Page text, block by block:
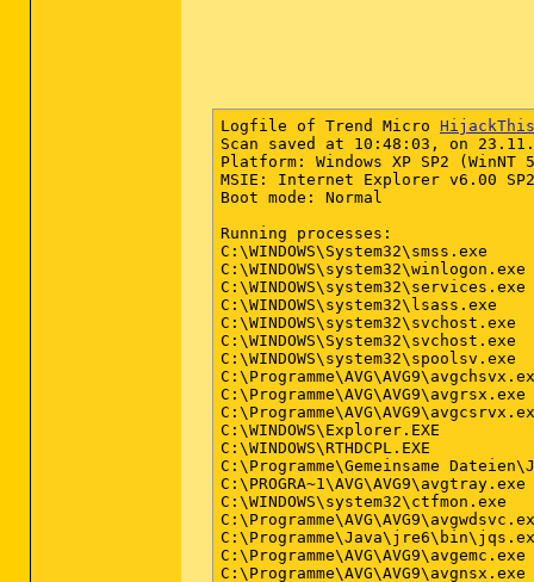
Logfile of Trend Micro HijackThis
Scan saved at 10:48:03, on
Platform: Windows XP SP2 (WinNT
MSIE: Internet Explorer v6.00
Boot mode: Normal
Running processes:
C:\WINDOWS\System32\smss.exe
C:\WINDOWS\system32\winlogon.exe
C:\WINDOWS\system32\services.exe
C:\WINDOWS\system32\lsass.exe
C:\WINDOWS\system32\svchost.exe
C:\WINDOWS\System32\svchost.exe
C:\WINDOWS\system32\spoolsv.exe
C:\Programme\AVG\AVG9\avgrsx.exe
C:\WINDOWS\Explorer.EXE
C:\WINDOWS\RTHDCPL.EXE
C:\Programme\Gemeinsame
C:\PROGRA~1\AVG\AVG9\avgtray.exe
C:\WINDOWS\system32\ctfmon.exe
C:\Programme\AVG\AVG9\avgemc.exe
C:\Programme\AVG\AVG9\avgnsx.exe